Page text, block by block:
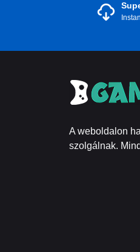
A weboldalon
szolgálnak.